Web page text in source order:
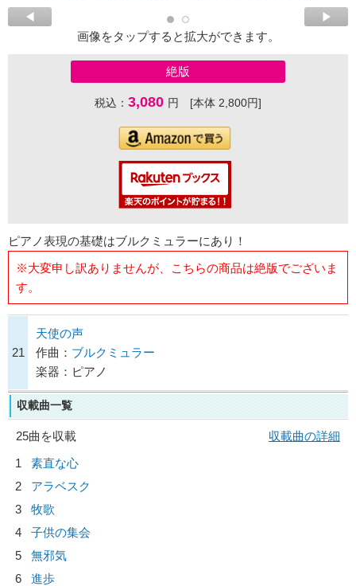
画像をタップすると拡大ができます。
絶版
税込： 3,080 円 [本体 2,800円]
ピアノ表現の基礎はブルクミュラーにあり！
※大変申し訳ありませんが、こちらの商品は絶版でございま
す。
21
天使の声
作曲： ブルクミュラー
楽器：ピアノ
収載曲一覧
25曲を収載
収載曲の詳細
1
素直な心
2
アラベスク
3
牧歌
4
子供の集会
5
無邪気
6
進歩